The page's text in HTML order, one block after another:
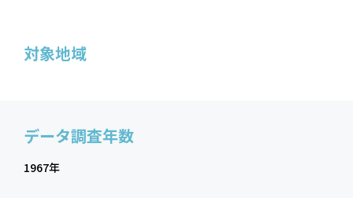
対象地域
データ調査年数
1967年